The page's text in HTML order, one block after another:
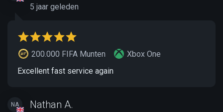
5 jaar geleden
200.000 FIFA Munten
Xbox One
Excellent fast service again
NA Nathan A.